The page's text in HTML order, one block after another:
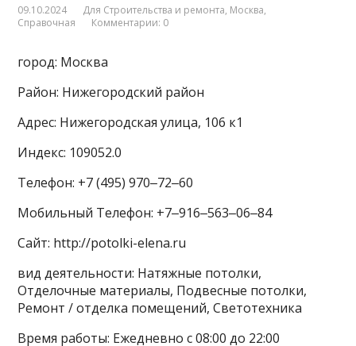
09.10.2024 Для Строительства и ремонта, Москва,
Справочная
Комментарии: 0
город: Москва
Район: Нижегородский район
Адрес: Нижегородская улица, 106 к1
Индекс: 109052.0
Телефон: +7 (495) 970‒72‒60
Мобильный Телефон: +7‒916‒563‒06‒84
Сайт: http://potolki-elena.ru
вид деятельности: Натяжные потолки,
Отделочные материалы, Подвесные потолки,
Ремонт / отделка помещений, Светотехника
Время работы: Ежедневно с 08:00 до 22:00